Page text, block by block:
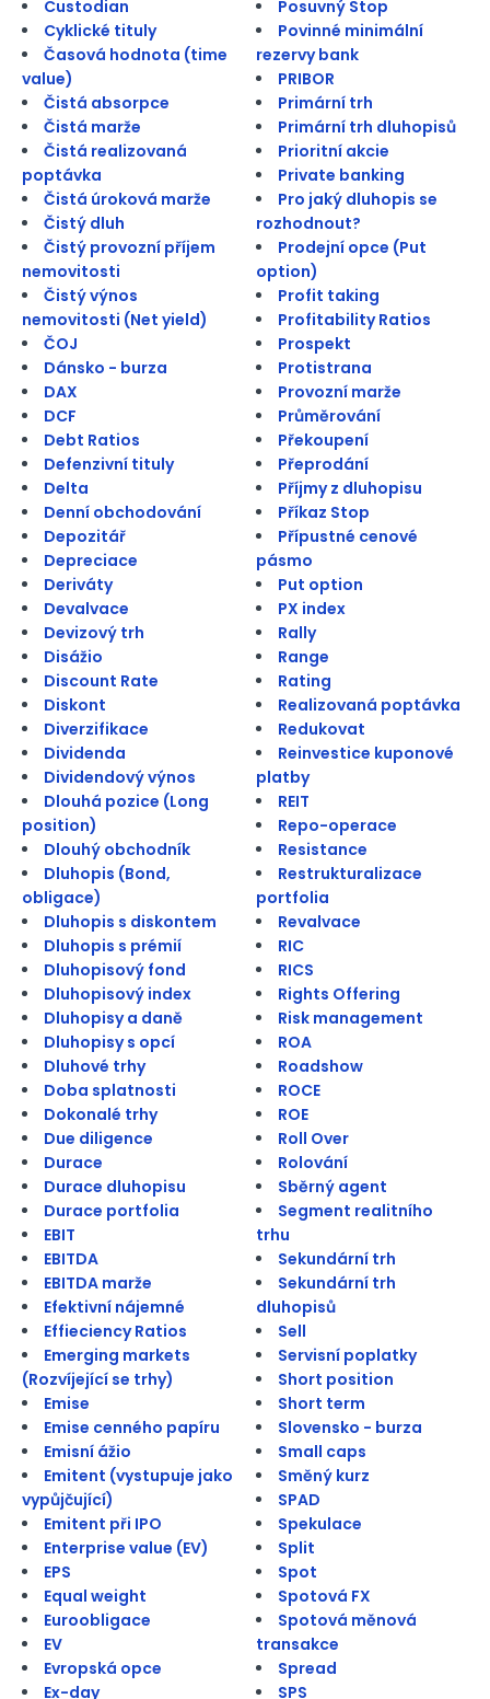
Custodian
Cyklické tituly
Časová hodnota (time
value)
Čistá absorpce
Čistá marže
Čistá realizovaná
poptávka
Čistá úroková marže
Čistý dluh
Čistý provozní příjem
nemovitosti
Čistý výnos
nemovitosti (Net yield)
ČOJ
Dánsko - burza
DAX
DCF
Debt Ratios
Defenzivní tituly
Delta
Denní obchodování
Depozitář
Depreciace
Deriváty
Devalvace
Devizový trh
Disážio
Discount Rate
Diskont
Diverzifikace
Dividenda
Dividendový výnos
Dlouhá pozice (Long
position)
Dlouhý obchodník
Dluhopis (Bond,
obligace)
Dluhopis s diskontem
Dluhopis s prémií
Dluhopisový fond
Dluhopisový index
Dluhopisy a daně
Dluhopisy s opcí
Dluhové trhy
Doba splatnosti
Dokonalé trhy
Due diligence
Durace
Durace dluhopisu
Durace portfolia
EBIT
EBITDA
EBITDA marže
Efektivní nájemné
Effieciency Ratios
Emerging markets
(Rozvíjející se trhy)
Emise
Emise cenného papíru
Emisní ážio
Emitent (vystupuje jako
vypůjčující)
Emitent při IPO
Enterprise value (EV)
EPS
Equal weight
Euroobligace
EV
Evropská opce
Ex-day
Posuvný Stop
Povinné minimální
rezervy bank
PRIBOR
Primární trh
Primární trh dluhopisů
Prioritní akcie
Private banking
Pro jaký dluhopis se
rozhodnout?
Prodejní opce (Put
option)
Profit taking
Profitability Ratios
Prospekt
Protistrana
Provozní marže
Průměrování
Překoupení
Přeprodání
Příjmy z dluhopisu
Příkaz Stop
Přípustné cenové
pásmo
Put option
PX index
Rally
Range
Rating
Realizovaná poptávka
Redukovat
Reinvestice kuponové
platby
REIT
Repo-operace
Resistance
Restrukturalizace
portfolia
Revalvace
RIC
RICS
Rights Offering
Risk management
ROA
Roadshow
ROCE
ROE
Roll Over
Rolování
Sběrný agent
Segment realitního
trhu
Sekundární trh
Sekundární trh
dluhopisů
Sell
Servisní poplatky
Short position
Short term
Slovensko - burza
Small caps
Směný kurz
SPAD
Spekulace
Split
Spot
Spotová FX
Spotová měnová
transakce
Spread
SPS